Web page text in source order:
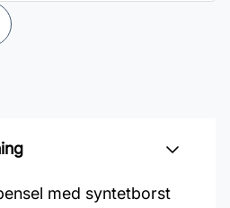
med syntetborst